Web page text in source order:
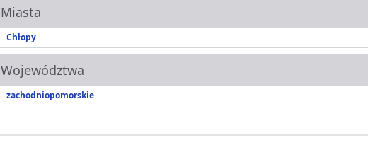
Miasta
Chłopy
Województwa
zachodniopomorskie